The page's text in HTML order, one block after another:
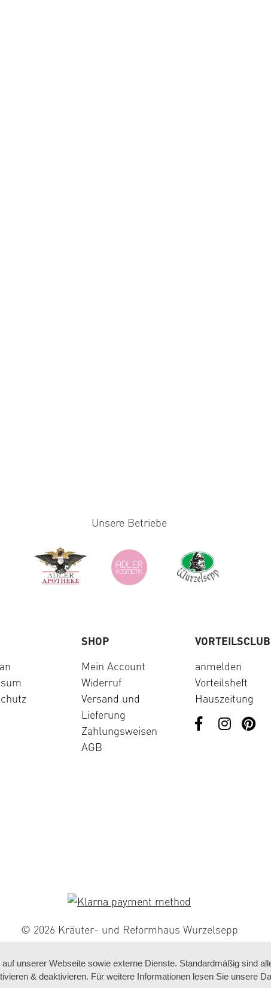
Unsere Betriebe
SHOP
Mein Account
Widerruf
Versand und
Lieferung
Zahlungsweisen
AGB
VORTEILSCLUB
anmelden
Vorteilsheft
Hauszeitung
© 2026 Kräuter- und Reformhaus Wurzelsepp
unserer Webseite sowie externe Dienste. Standardmäßig sind
& deaktivieren. Für weitere Informationen lesen Sie unsere